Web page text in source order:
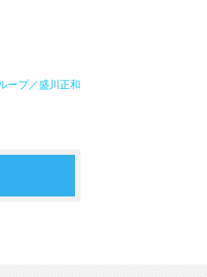
ープ／盛川正和